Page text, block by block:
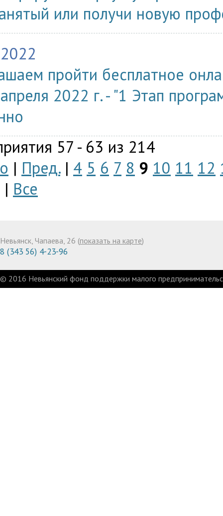
или получи новую
пройти бесплатное
2022 г. - "1 Этап
57 - 63 из 214
| Пред.| 4 5 6 7 8 9 10 11 12
| Все
Невьянск, Чапаева, 26 (показать на карте)
8 (343 56) 4-23-96
© 2016 Невьянский фонд поддержки малого